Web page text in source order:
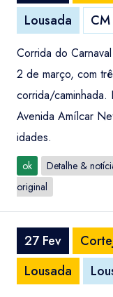
Lousada
Corrida do
2 de março, com
corrida/caminhada.
Avenida Amílcar
idades.
ok
Detalhe &
original
27 Fev
Lousada